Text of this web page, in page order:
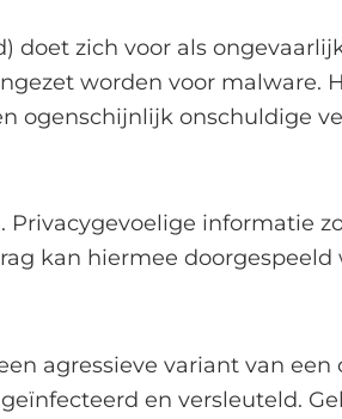
doet zich voor als
worden voor malware.
ogenschijnlijk onschuldige
informatie
kan hiermee
agressieve variant van
en versleuteld.